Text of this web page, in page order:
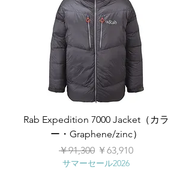
Rab Expedition 7000 Jacket（カラ
ー・Graphene/zinc）
通常価格
￥91,300 セール価格
￥63,910
サマーセール2026